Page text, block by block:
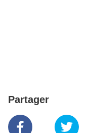
Partager